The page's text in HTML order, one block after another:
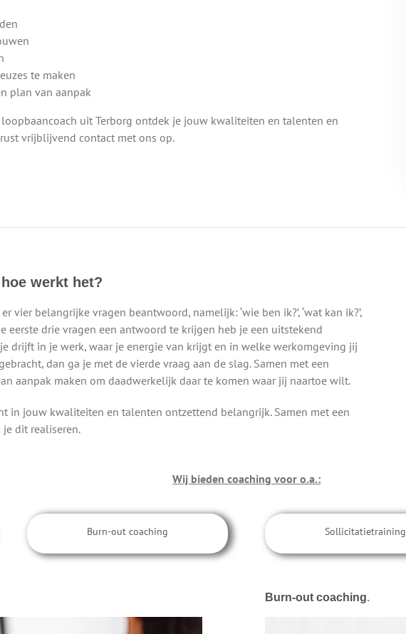
te maken
plan van aanpak
uit Terborg ontdek je jouw kwaliteiten en talenten en
vrijblijvend contact met ons op.
werkt het?
belangrijke vragen beantwoord, namelijk: ‘wie ben ik?’, ‘wat kan ik?’,
eerste drie vragen een antwoord te krijgen heb je een uitstekend
drijft in je werk, waar je energie van krijgt en in welke werkomgeving jij
dan ga je met de vierde vraag aan de slag. Samen met een
aanpak maken om daadwerkelijk daar te komen waar jij naartoe wilt.
in jouw kwaliteiten en talenten ontzettend belangrijk. Samen met een
dit realiseren.
Wij bieden coaching voor o.a.:
Burn-out coaching Sollicitatietraining
Burn-out coaching.